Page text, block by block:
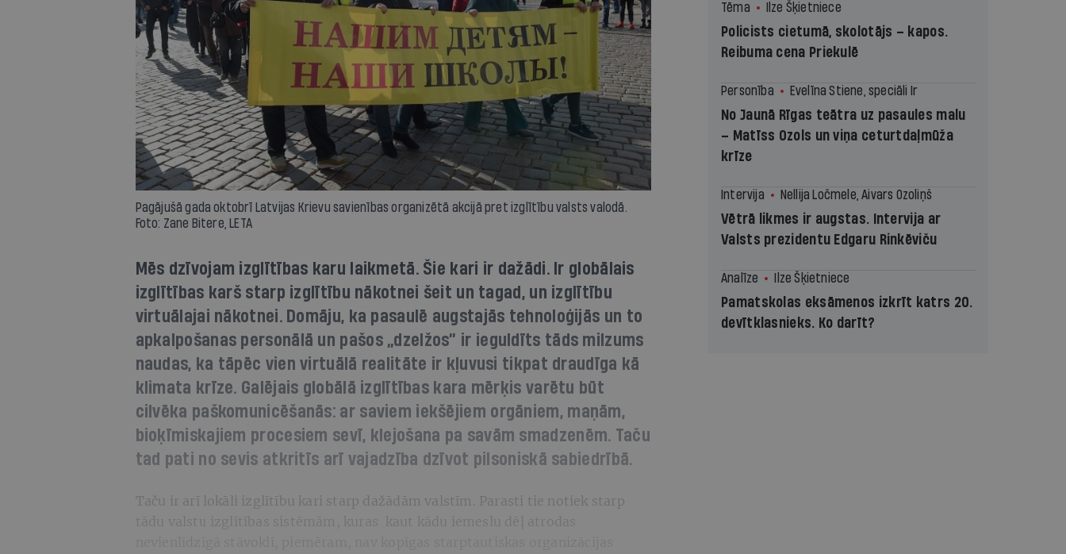
Pagājušā gada oktobrī Latvijas Krievu savienības organizētā akcijā pret izglītību valsts valodā.
Foto: Zane Bitere, LETA
Mēs dzīvojam izglītības karu laikmetā. Šie kari ir dažādi. Ir globālais
izglītības karš starp izglītību nākotnei šeit un tagad, un izglītību
virtuālajai nākotnei. Domāju, ka pasaulē augstajās tehnoloģijās un to
apkalpošanas personālā un pašos „dzelžos” ir ieguldīts tāds milzums
naudas, ka tāpēc vien virtuālā realitāte ir kļuvusi tikpat draudīga kā
klimata krīze. Galējais globālā izglītības kara mērķis varētu būt
cilvēka paškomunicēšanās: ar saviem iekšējiem orgāniem, maņām,
bioķīmiskajiem procesiem sevī, klejošana pa savām smadzenēm. Taču
tad pati no sevis atkritīs arī vajadzība dzīvot pilsoniskā sabiedrībā.
Taču ir arī lokāli izglītību kari starp dažādām valstīm. Parasti tie notiek starp
tādu valstu izglītības sistēmām, kuras kaut kādu iemeslu dēļ atrodas
Tēma Ilze Šķietniece
Policists cietumā, skolotājs – kapos.
Reibuma cena Priekulē
Personība Evelīna Stiene, speciāli Ir
No Jaunā Rīgas teātra uz pasaules malu
– Matīss Ozols un viņa ceturtdaļmūža
krīze
Intervija Nellija Ločmele, Aivars Ozoliņš
Vētrā likmes ir augstas. Intervija ar
Valsts prezidentu Edgaru Rinkēviču
Analīze Ilze Šķietniece
Pamatskolas eksāmenos izkrīt katrs 20.
devītklasnieks. Ko darīt?